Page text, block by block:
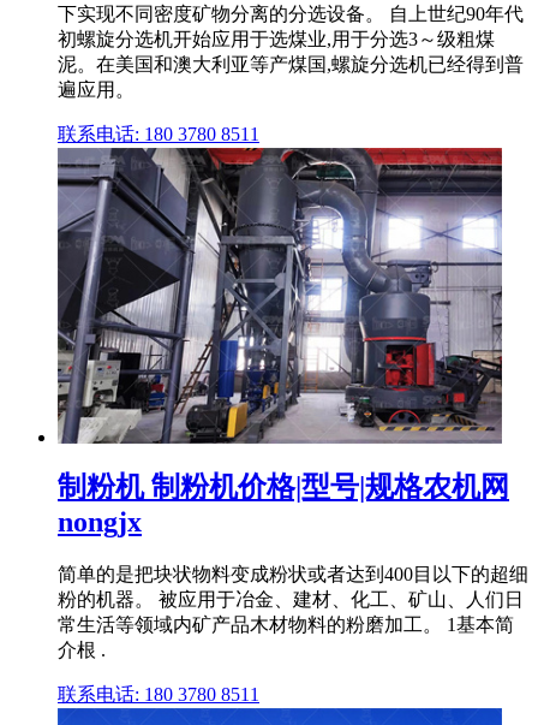
下实现不同密度矿物分离的分选设备。 自上世纪90年代
初螺旋分选机开始应用于选煤业,用于分选3～级粗煤
泥。在美国和澳大利亚等产煤国,螺旋分选机已经得到普
遍应用。
联系电话: 180 3780 8511
制粉机 制粉机价格|型号|规格农机网
nongjx
简单的是把块状物料变成粉状或者达到400目以下的超细
粉的机器。 被应用于冶金、建材、化工、矿山、人们日
常生活等领域内矿产品木材物料的粉磨加工。 1基本简
介根 .
联系电话: 180 3780 8511